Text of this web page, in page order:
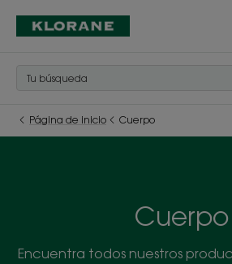
Página de inicio Cuerpo
Cuerpo
Encuentra todos nuestros